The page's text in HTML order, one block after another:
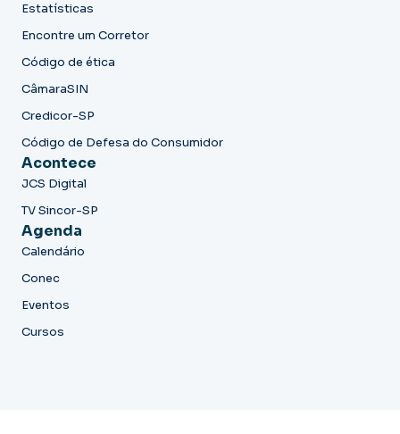
Estatísticas
Encontre um Corretor
Código de ética
CâmaraSIN
Credicor-SP
Código de Defesa do Consumidor
Acontece
JCS Digital
TV Sincor-SP
Agenda
Calendário
Conec
Eventos
Cursos